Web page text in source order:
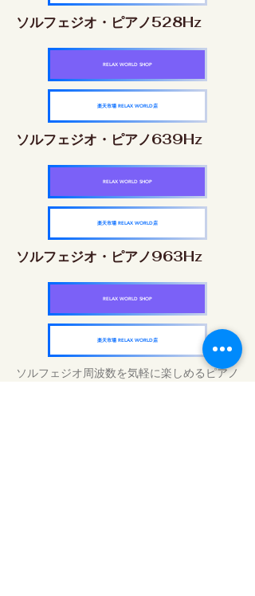
ソルフェジオ・ピアノ528Hz
RELAX WORLD SHOP
楽天市場 RELAX WORLD店
ソルフェジオ・ピアノ639Hz
RELAX WORLD SHOP
楽天市場 RELAX WORLD店
ソルフェジオ・ピアノ963Hz
RELAX WORLD SHOP
楽天市場 RELAX WORLD店
ソルフェジオ周波数を気軽に楽しめるピアノ